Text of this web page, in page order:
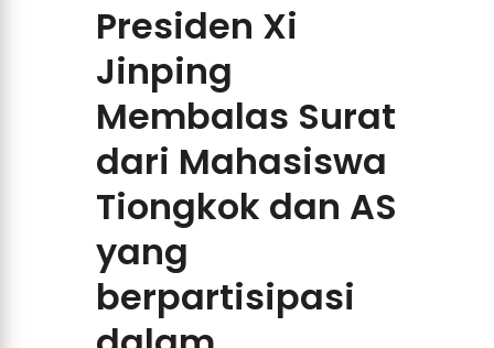
Presiden Xi
Jinping
Membalas Surat
dari Mahasiswa
Tiongkok dan AS
yang
berpartisipasi